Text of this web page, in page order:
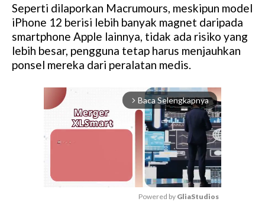
Seperti dilaporkan Macrumours, meskipun model
iPhone 12 berisi lebih banyak magnet daripada
smartphone Apple lainnya, tidak ada risiko yang
lebih besar, pengguna tetap harus menjauhkan
ponsel mereka dari peralatan medis.
arrow_forward_ios Baca Selengkapnya
Powered by GliaStudios